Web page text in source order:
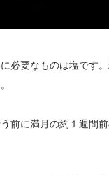
必要なものは塩です
前に満月の約１週間